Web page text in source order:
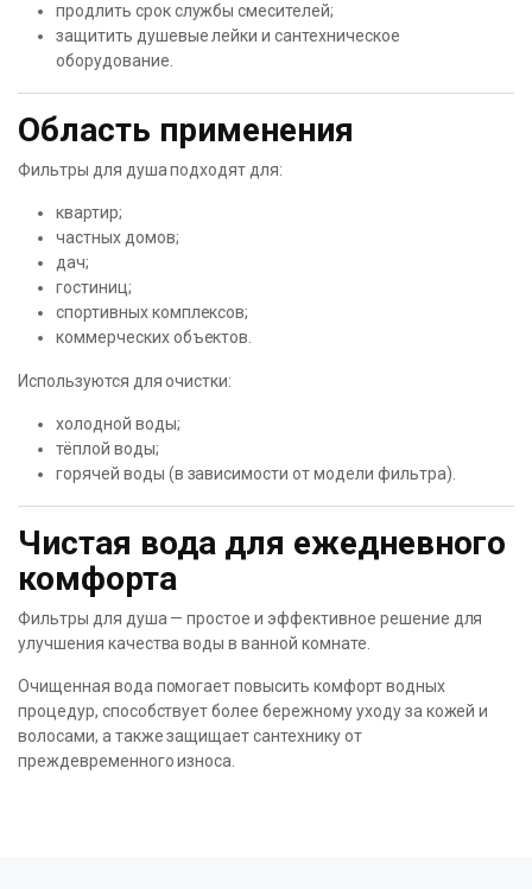
продлить срок службы смесителей;
защитить душевые лейки и сантехническое
оборудование.
Область применения
Фильтры для душа подходят для:
квартир;
частных домов;
дач;
гостиниц;
спортивных комплексов;
коммерческих объектов.
Используются для очистки:
холодной воды;
тёплой воды;
горячей воды (в зависимости от модели фильтра).
Чистая вода для ежедневного
комфорта
Фильтры для душа — простое и эффективное решение для
улучшения качества воды в ванной комнате.
Очищенная вода помогает повысить комфорт водных
процедур, способствует более бережному уходу за кожей и
волосами, а также защищает сантехнику от
преждевременного износа.